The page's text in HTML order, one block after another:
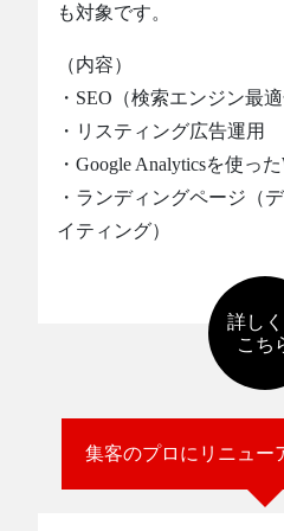
も対象です。
（内容）
・SEO（検索エンジン最適
・リスティング広告運用
・Google Analyticsを使っ
・ランディングページ（
イティング）
詳し
こち
集客のプロにリニュー